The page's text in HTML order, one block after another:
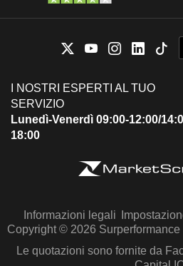
I NOSTRI ESPERTI AL TUO
SERVIZIO
Lunedì-Venerdì 09:00-12:00/
18:00
Informazioni legali
Copyright © 2026
Le quotazioni sono fornite da